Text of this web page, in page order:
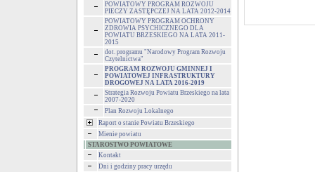
POWIATOWY PROGRAM ROZWOJU
PIECZY ZASTĘPCZEJ NA LATA 2012-2014
POWIATOWY PROGRAM OCHRONY
ZDROWIA PSYCHICZNEGO DLA
POWIATU BRZESKIEGO NA LATA 2011-
2015
dot. programu "Narodowy Program Rozwoju
Czytelnictwa"
PROGRAM ROZWOJU GMINNEJ I
POWIATOWEJ INFRASTRUKTURY
DROGOWEJ NA LATA 2016-2019
Strategia Rozwoju Powiatu Brzeskiego na lata
2007-2020
Plan Rozwoju Lokalnego
Raport o stanie Powiatu Brzeskiego
Mienie powiatu
STAROSTWO POWIATOWE
Kontakt
Dni i godziny pracy urzędu